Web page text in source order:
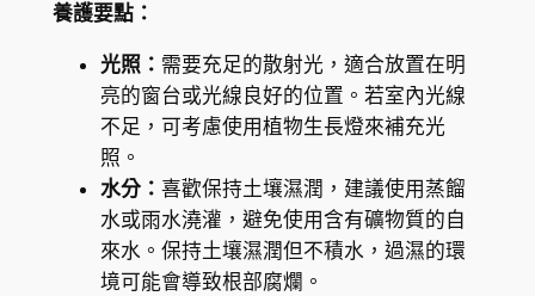
g
養護要點：
光照： 需要充足的散射光，適合放置在明
亮的窗台或光線良好的位置。若室內光線
不足，可考慮使用植物生長燈來補充光
照。
水分： 喜歡保持土壤濕潤，建議使用蒸餾
水或雨水澆灌，避免使用含有礦物質的自
來水。保持土壤濕潤但不積水，過濕的環
境可能會導致根部腐爛。